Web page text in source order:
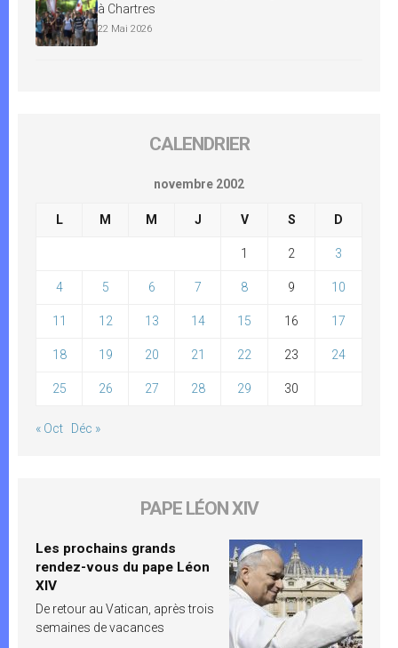
à Chartres
22 Mai 2026
CALENDRIER
novembre 2002
L M M J V S D
1 2 3
4 5 6 7 8 9 10
11 12 13 14 15 16 17
18 19 20 21 22 23 24
25 26 27 28 29 30
« Oct Déc »
PAPE LÉON XIV
Les prochains grands
rendez-vous du pape Léon
XIV
De retour au Vatican, après trois
semaines de vacances